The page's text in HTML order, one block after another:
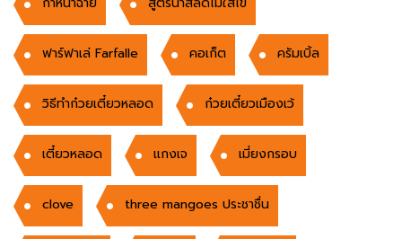
ฟาร์ฟาเล่ Farfalle คอเก็ต ครัมเบิ้ล
วิธีทำก๋วยเตี๋ยวหลอด ก๋วยเตี๋ยวเมืองเว้
เตี๋ยวหลอด แกงเจ เมี่ยงกรอบ
clove three mangoes ประชาชื่น